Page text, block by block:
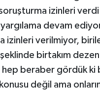
soruşturma izinleri
devam
izinleri verilmiyor,
şeklinde birtakım
hep beraber gördük ki
değil ama